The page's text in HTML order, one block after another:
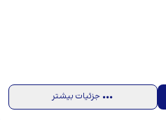
جزئیات بیشتر